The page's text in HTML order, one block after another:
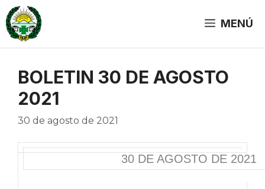
Saltar
al
contenido
MENÚ
BOLETIN 30 DE AGOSTO
2021
30 de agosto de 2021
30 DE AGOSTO DE 2021